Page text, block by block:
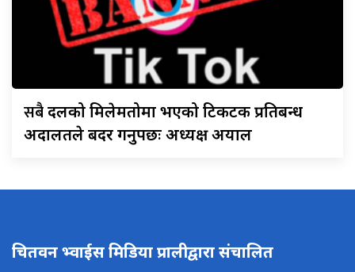
सबैदलको मिलेमतोमा भएको टिकटक प्रतिबन्ध
अदालतले बदर गर्नुपर्छः अध्यक्ष अर्याल
चितवन भ्वाईस मिडिया प्रालीद्वारा संचालित